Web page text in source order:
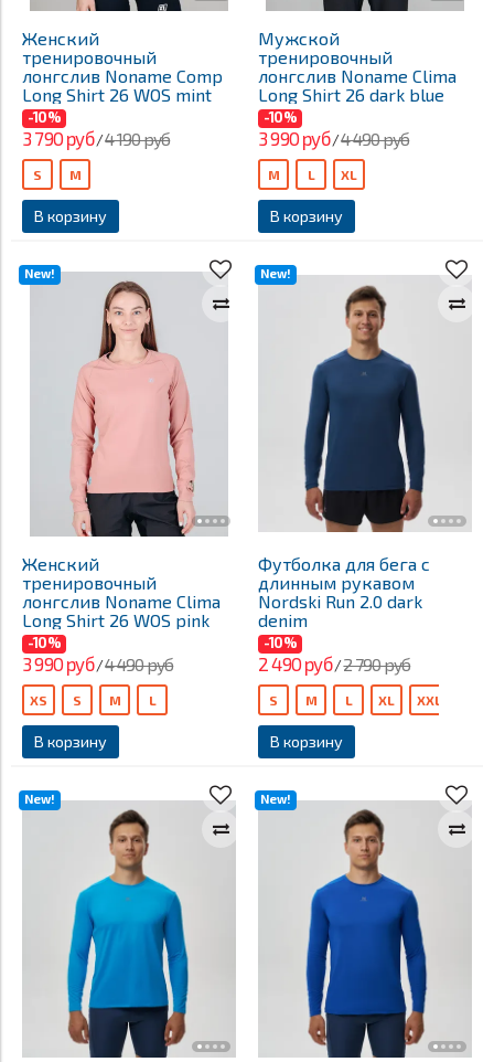
Женский
тренировочный
лонгслив Noname Comp
Long Shirt 26 WOS mint
-10%
3 790 руб/4 190 руб
В корзину
S M
Мужской
тренировочный
лонгслив Noname Clima
Long Shirt 26 dark blue
-10%
3 990 руб/4 490 руб
В корзину
M L XL
New!
Женский
тренировочный
лонгслив Noname Clima
Long Shirt 26 WOS pink
-10%
3 990 руб/4 490 руб
В корзину
XS S M L
New!
Футболка для бега с
длинным рукавом
Nordski Run 2.0 dark
denim
-10%
2 490 руб/2 790 руб
В корзину
S M L XL XXL
New! New!